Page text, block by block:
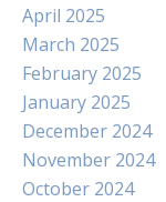
April 2025
March 2025
February 2025
January 2025
December 2024
November 2024
October 2024